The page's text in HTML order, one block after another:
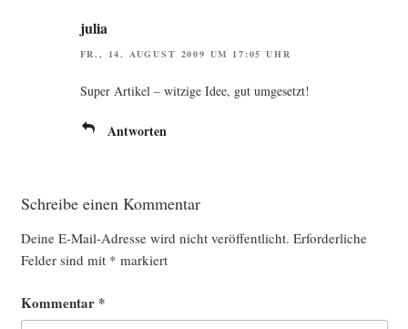
julia
FR., 14. AUGUST 2009 UM 17:05 UHR
Super Arti­kel – wit­zi­ge Idee, gut umgesetzt!
Antworten
Schreibe einen Kommentar
Deine E-Mail-Adresse wird nicht veröffentlicht. Erforderliche
Felder sind mit * markiert
Kommentar *